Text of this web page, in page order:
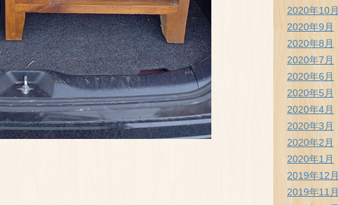
2020年10月
2020年9月
2020年8月
2020年7月
2020年6月
2020年5月
2020年4月
2020年3月
2020年2月
2020年1月
2019年12月
2019年11月